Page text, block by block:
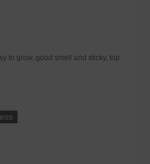
to grow, good smell and sticky, top